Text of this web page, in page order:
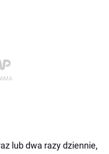
lub dwa razy dziennie,